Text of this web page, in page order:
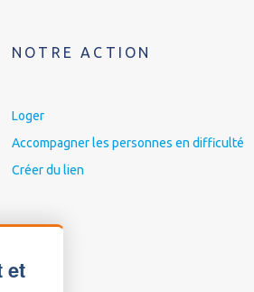
et
NOTRE ACTION
Loger
Accompagner les personnes en difficulté
Créer du lien